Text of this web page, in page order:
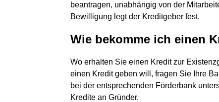
beantragen, unabhängig von der
Bewilligung legt der Kreditgeber fest.
Wie bekomme ich einen
Wo erhalten Sie einen Kredit zur
einen Kredit geben will, fragen Sie Ihre
bei der entsprechenden Förderbank
Kredite an Gründer.